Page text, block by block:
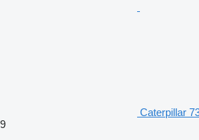
Caterpillar
9